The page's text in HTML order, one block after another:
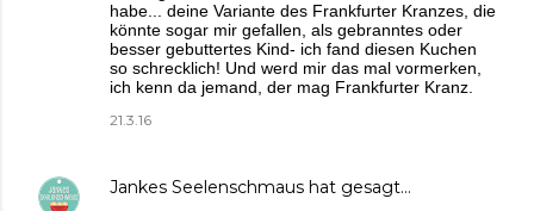
habe... deine Variante des Frankfurter Kranzes, die
könnte sogar mir gefallen, als gebranntes oder
besser gebuttertes Kind- ich fand diesen Kuchen
so schrecklich! Und werd mir das mal vormerken,
ich kenn da jemand, der mag Frankfurter Kranz.
21.3.16
Jankes Seelenschmaus hat gesagt…